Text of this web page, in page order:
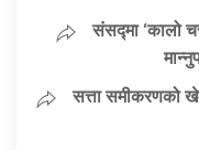
संसद्मा ‘कालो
सत्ता समीकरणको